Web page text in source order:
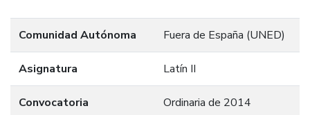
Comunidad Autónoma Fuera de España (UNED)
Asignatura Latín II
Convocatoria Ordinaria de 2014